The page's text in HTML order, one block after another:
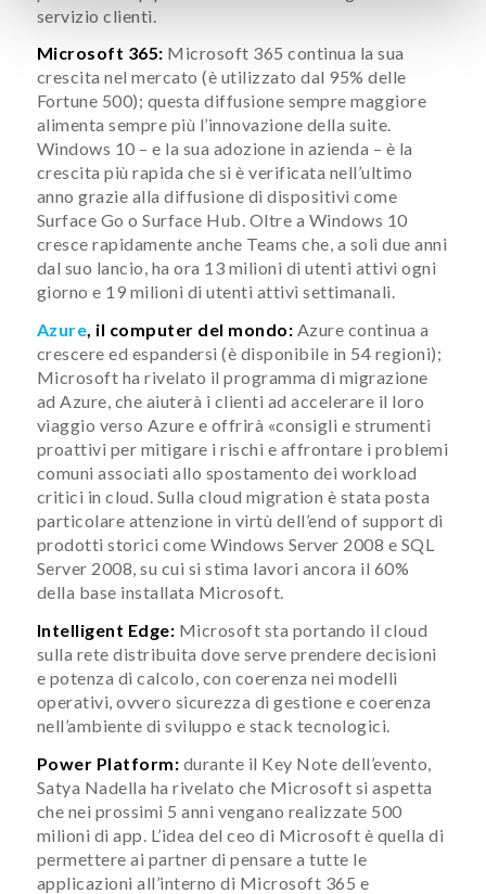
servizio clienti.
Microsoft 365: Microsoft 365 continua la sua
crescita nel mercato (è utilizzato dal 95% delle
Fortune 500); questa diffusione sempre maggiore
alimenta sempre più l’innovazione della suite.
Windows 10 – e la sua adozione in azienda – è la
crescita più rapida che si è verificata nell’ultimo
anno grazie alla diffusione di dispositivi come
Surface Go o Surface Hub. Oltre a Windows 10
cresce rapidamente anche Teams che, a soli due anni
dal suo lancio, ha ora 13 milioni di utenti attivi ogni
giorno e 19 milioni di utenti attivi settimanali.
Azure, il computer del mondo: Azure continua a
crescere ed espandersi (è disponibile in 54 regioni);
Microsoft ha rivelato il programma di migrazione
ad Azure, che aiuterà i clienti ad accelerare il loro
viaggio verso Azure e offrirà «consigli e strumenti
proattivi per mitigare i rischi e affrontare i problemi
comuni associati allo spostamento dei workload
critici in cloud. Sulla cloud migration è stata posta
particolare attenzione in virtù dell’end of support di
prodotti storici come Windows Server 2008 e SQL
Server 2008, su cui si stima lavori ancora il 60%
della base installata Microsoft.
Intelligent Edge: Microsoft sta portando il cloud
sulla rete distribuita dove serve prendere decisioni
e potenza di calcolo, con coerenza nei modelli
operativi, ovvero sicurezza di gestione e coerenza
nell’ambiente di sviluppo e stack tecnologici.
Power Platform: durante il Key Note dell’evento,
Satya Nadella ha rivelato che Microsoft si aspetta
che nei prossimi 5 anni vengano realizzate 500
milioni di app. L’idea del ceo di Microsoft è quella di
permettere ai partner di pensare a tutte le
applicazioni all’interno di Microsoft 365 e